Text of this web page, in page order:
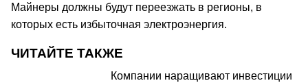
Майнеры должны будут переезжать в регионы, в
которых есть избыточная электроэнергия.
ЧИТАЙТЕ ТАКЖЕ
Компании наращивают инвестиции